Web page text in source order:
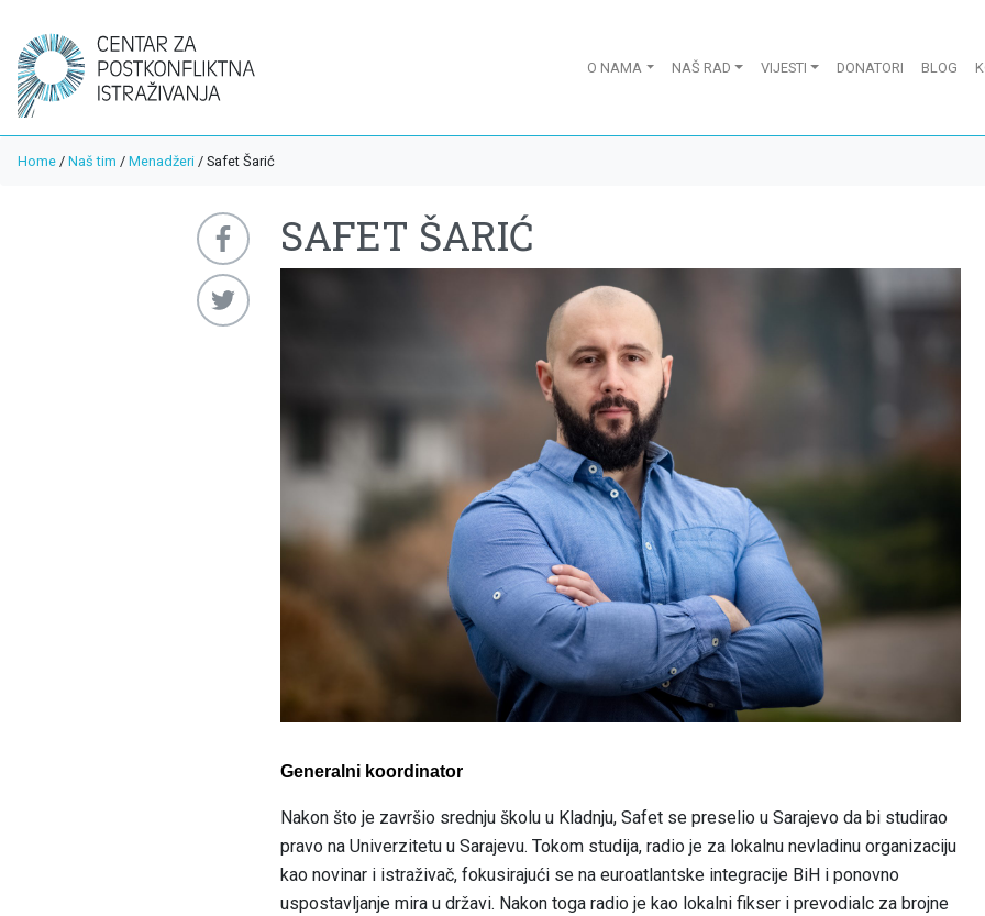
O NAMA NAŠ RAD VIJESTI DONATORI BLOG
Home / Naš tim / Menadžeri / Safet Šarić
SAFET ŠARIĆ
Generalni koordinator
Nakon što je završio srednju školu u Kladnju, Safet se preselio u Sarajevo da bi studirao
pravo na Univerzitetu u Sarajevu. Tokom studija, radio je za lokalnu nevladinu organizaciju
kao novinar i istraživač, fokusirajući se na euroatlantske integracije BiH i ponovno
uspostavljanje mira u državi. Nakon toga radio je kao lokalni fikser i prevodialc za brojne